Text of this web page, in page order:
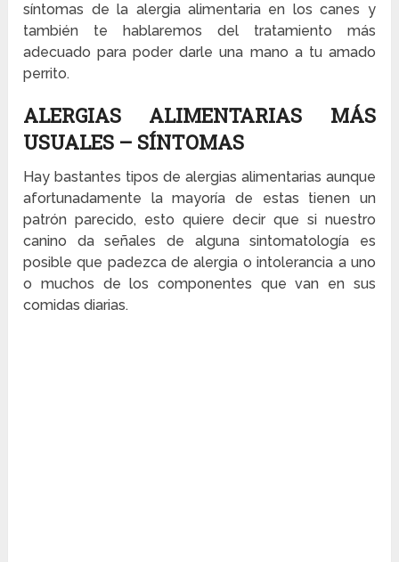
síntomas de la alergia alimentaria en los canes y
también te hablaremos del tratamiento más
adecuado para poder darle una mano a tu amado
perrito.
ALERGIAS ALIMENTARIAS MÁS
USUALES – SÍNTOMAS
Hay bastantes tipos de alergias alimentarias aunque
afortunadamente la mayoría de estas tienen un
patrón parecido, esto quiere decir que si nuestro
canino da señales de alguna sintomatología es
posible que padezca de alergia o intolerancia a uno
o muchos de los componentes que van en sus
comidas diarias.